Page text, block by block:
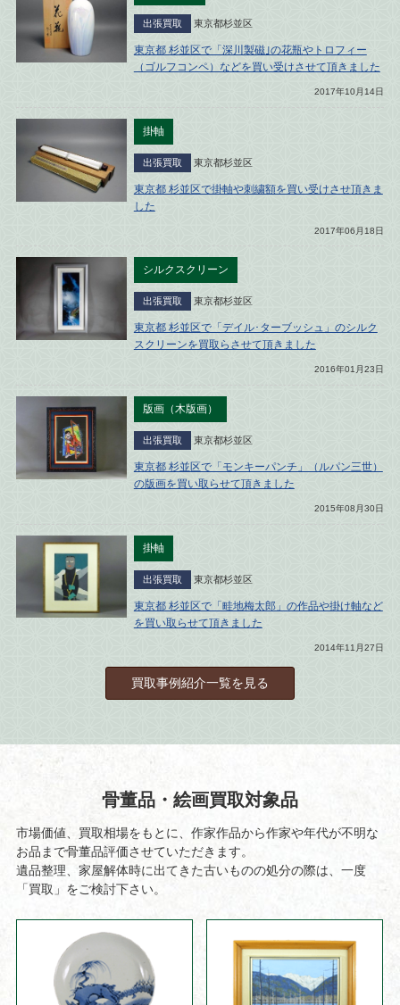
出張買取 東京都杉並区
東京都 杉並区で「深川製磁｣の花瓶やトロフィー
（ゴルフコンペ）などを買い受けさせて頂きました
2017年10月14日
掛軸
出張買取 東京都杉並区
東京都 杉並区で掛軸や刺繍額を買い受けさせ頂きま
した
2017年06月18日
シルクスクリーン
出張買取 東京都杉並区
東京都 杉並区で「デイル･ターブッシュ」のシルク
スクリーンを買取らさせて頂きました
2016年01月23日
版画（木版画）
出張買取 東京都杉並区
東京都 杉並区で「モンキーパンチ」（ルパン三世）
の版画を買い取らせて頂きました
2015年08月30日
掛軸
出張買取 東京都杉並区
東京都 杉並区で「畦地梅太郎」の作品や掛け軸など
を買い取らせて頂きました
2014年11月27日
買取事例紹介一覧を見る
骨董品・絵画買取対象品
市場価値、買取相場をもとに、作家作品から作家や年代が不明な
お品まで骨董品評価させていただきます。
遺品整理、家屋解体時に出てきた古いものの処分の際は、一度
「買取」をご検討下さい。